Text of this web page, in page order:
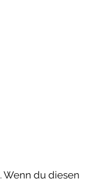
du diesen